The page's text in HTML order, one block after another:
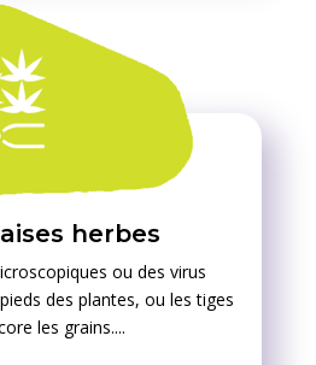
herbes
ou des virus
des plantes, ou les tiges
les grains....